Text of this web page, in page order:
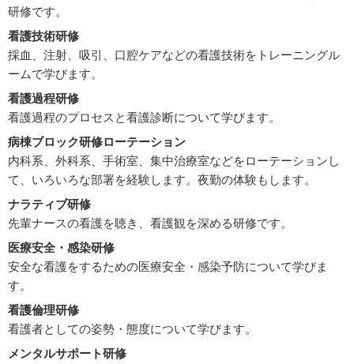
研修です。
看護技術研修
採血、注射、吸引、口腔ケアなどの看護技術をトレーニングル
ームで学びます。
看護過程研修
看護過程のプロセスと看護診断について学びます。
病棟ブロック研修ローテーション
内科系、外科系、手術室、集中治療室などをローテーションし
て、いろいろな部署を経験します。夜勤の体験もします。
ナラティブ研修
先輩ナースの看護を聴き、看護観を深める研修です。
医療安全・感染研修
安全な看護をするための医療安全・感染予防について学びま
す。
看護倫理研修
看護者としての姿勢・態度について学びます。
メンタルサポート研修